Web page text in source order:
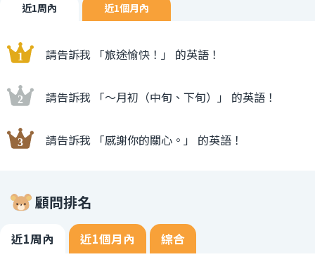
近1周內 近1個月內
請告訴我 「旅途愉快！」 的英語！
請告訴我 「〜月初（中旬、下旬）」 的英語！
請告訴我 「感謝你的關心。」 的英語！
顧問排名
近1周內 近1個月內 綜合